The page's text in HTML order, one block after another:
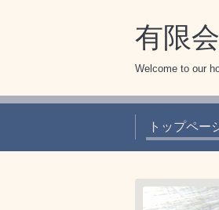
有限
Welcome to our
トップペー